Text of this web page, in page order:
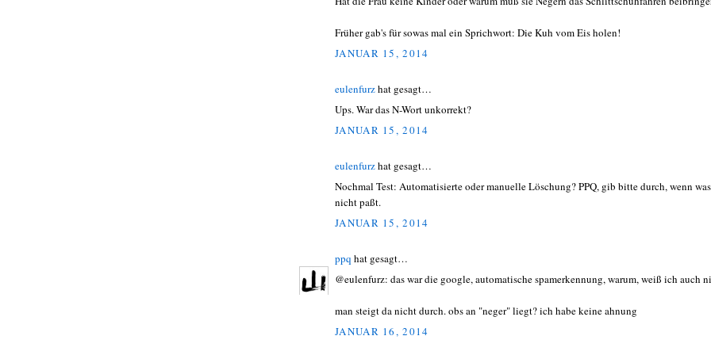
Früher gab's für sowas mal ein Sprichwort: Die Kuh vom Eis holen!
JANUAR 15, 2014
eulenfurzhat gesagt…
Ups. War das N-Wort unkorrekt?
JANUAR 15, 2014
eulenfurzhat gesagt…
Nochmal Test: Automatisierte oder manuelle Löschung? PPQ, gib bitte durch, wenn was
nicht paßt.
JANUAR 15, 2014
ppq hat gesagt…
@eulenfurz: das war die google, automatische spamerkennung, warum, weiß ich auch
man steigt da nicht durch. obs an "neger" liegt? ich habe keine ahnung
JANUAR 16, 2014